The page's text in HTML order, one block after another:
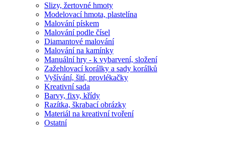
Slizy, žertovné hmoty
Modelovací hmota, plastelína
Malování pískem
Malování podle čísel
Diamantové malování
Malování na kamínky
Manuální hry - k vybarvení, složení
Zažehlovací korálky a sady korálků
Vyšívání, šití, provlékačky
Kreativní sada
Barvy, fixy, křídy
Razítka, škrabací obrázky
Materiál na kreativní tvoření
Ostatní